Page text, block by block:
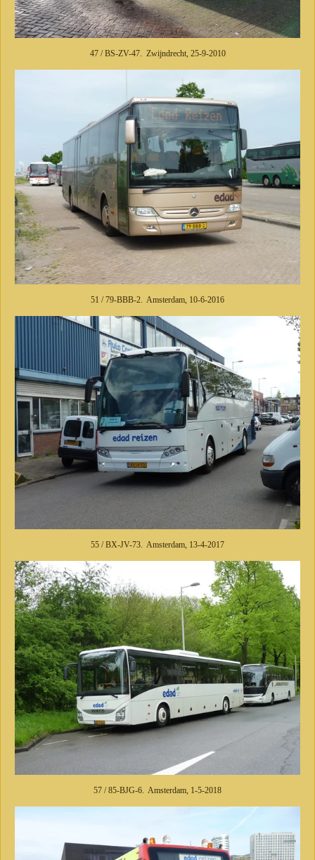
47 / BS-ZV-47. Zwijndrecht, 25-9-2010
51 / 79-BBB-2. Amsterdam, 10-6-2016
55 / BX-JV-73. Amsterdam, 13-4-2017
57 / 85-BJG-6. Amsterdam, 1-5-2018